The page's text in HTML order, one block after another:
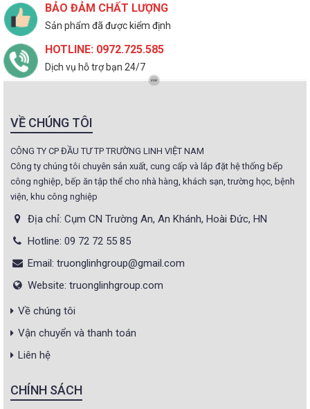
BẢO ĐẢM CHẤT LƯỢNG
Sản phẩm đã được kiểm định
HOTLINE: 0972.725.585
Dịch vụ hỗ trợ bạn 24/7
VỀ CHÚNG TÔI
CÔNG TY CP ĐẦU TƯ TP TRƯỜNG LINH VIỆT NAM
Công ty chúng tôi chuyên sản xuất, cung cấp và lắp đặt hệ thống bếp
công nghiệp, bếp ăn tập thể cho nhà hàng, khách sạn, trường học, bệnh
viện, khu công nghiệp
Địa chỉ: Cụm CN Trường An, An Khánh, Hoài Đức, HN
Hotline: 09 72 72 55 85
Email: truonglinhgroup@gmail.com
Website: truonglinhgroup.com
Về chúng tôi
Vận chuyển và thanh toán
Liên hệ
CHÍNH SÁCH